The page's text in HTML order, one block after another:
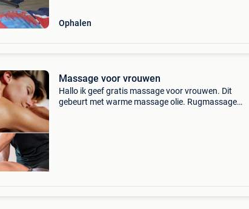
Ophalen
Massage voor vrouwen
Hallo ik geef gratis massage voor vrouwen. Dit
gebeurt met warme massage olie. Rugmassage